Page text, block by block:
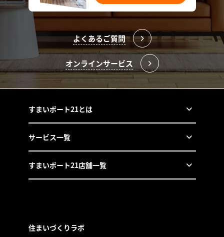
よくあるご質問
オンラインサービス
すまいポート21とは
サービス一覧
すまいポート21店舗一覧
住まいづくりラボ